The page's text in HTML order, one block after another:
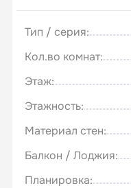
Тип / серия:
Кол.во комнат:
Этаж:
Этажность:
Материал стен:
Балкон / Лоджия:
Планировка: